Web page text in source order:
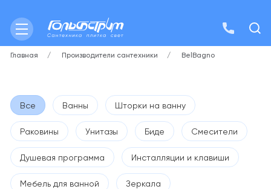
Главная Производители сантехники BelBagno
Все Ванны Шторки на ванну
Раковины Унитазы Биде Смесители
Душевая программа Инсталляции и клавиши
Мебель для ванной Зеркала